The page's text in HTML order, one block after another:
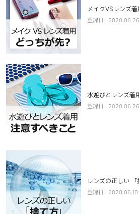
メイクVSレンズ着
2020.06.26
水遊びとレンズ着
2020.06.26
レンズの正しい 「
2020.06.10